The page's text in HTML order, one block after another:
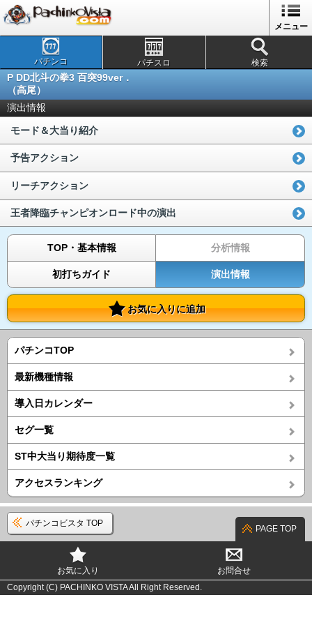
メニュー
パチンコ パチスロ 検索
P DD北斗の拳3 百突99ver．
（高尾）
演出情報
モード＆大当り紹介
予告アクション
リーチアクション
王者降臨チャンピオンロード中の演出
TOP・基本情報 分析情報
初打ちガイド 演出情報
お気に入りに追加
パチンコTOP
最新機種情報
導入日カレンダー
セグ一覧
ST中大当り期待度一覧
アクセスランキング
パチンコビスタ TOP
PAGE TOP
お気に入り
お問合せ
Copyright (C) PACHINKO VISTA All Right Reserved.